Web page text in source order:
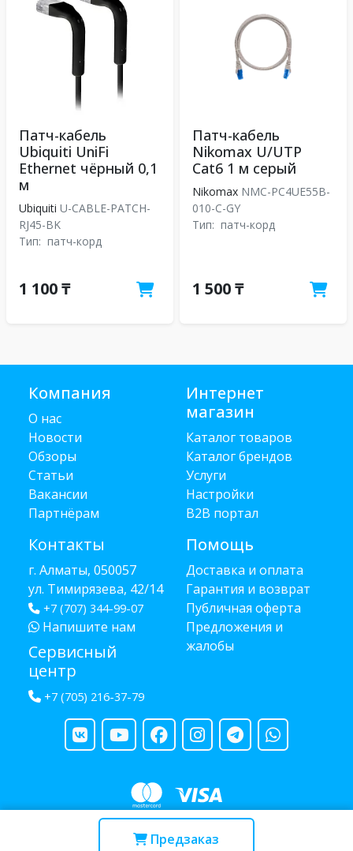
Предзаказ
Патч-кабель
Ubiquiti UniFi
Ethernet чёрный 0,1
м
Ubiquiti U-CABLE-PATCH-
RJ45-BK
Тип: патч-корд
1 100 ₸
Патч-кабель
Nikomax U/UTP
Cat6 1 м серый
Nikomax NMC-PC4UE55B-
010-C-GY
Тип: патч-корд
1 500 ₸
Компания
О нас
Новости
Обзоры
Статьи
Вакансии
Партнёрам
Контакты
г. Алматы, 050057
ул. Тимирязева, 42/14
+7 (707) 344-99-07
Напишите нам
Сервисный
центр
+7 (705) 216-37-79
Интернет
магазин
Каталог товаров
Каталог брендов
Услуги
Настройки
B2B портал
Помощь
Доставка и оплата
Гарантия и возврат
Публичная оферта
Предложения и
жалобы
Copyright © 2013 - 2026 RUBA - разработано